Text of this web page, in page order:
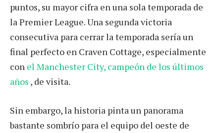
puntos, su mayor cifra en una sola temporada de
la Premier League. Una segunda victoria
consecutiva para cerrar la temporada sería un
final perfecto en Craven Cottage, especialmente
con el Manchester City, campeón de los últimos
años , de visita.
Sin embargo, la historia pinta un panorama
bastante sombrío para el equipo del oeste de